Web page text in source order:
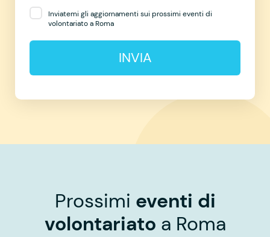
Inviatemi gli aggiornamenti sui prossimi eventi di
volontariato a Roma
INVIA
Prossimi eventi di
volontariato a Roma